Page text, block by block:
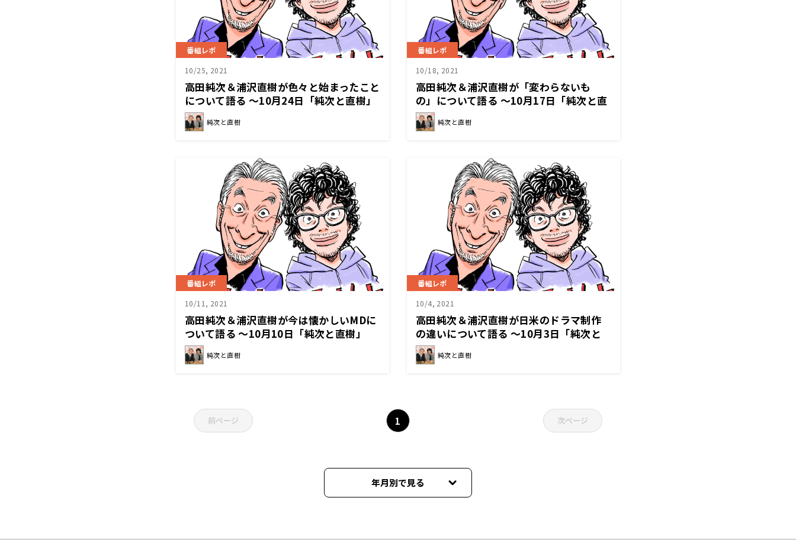
番組レポ
10/25, 2021
高田純次＆浦沢直樹が色々と始まったこと
について語る 〜10月24日「純次と直樹」
純次と直樹
番組レポ
10/18, 2021
高田純次＆浦沢直樹が「変わらないも
の」について語る 〜10月17日「純次と直
樹」
純次と直樹
番組レポ
10/11, 2021
高田純次＆浦沢直樹が今は懐かしいMDに
ついて語る 〜10月10日「純次と直樹」
純次と直樹
番組レポ
10/4, 2021
高田純次＆浦沢直樹が日米のドラマ制作
の違いについて語る 〜10月3日「純次と
直樹」
純次と直樹
前ページ 1 次ページ
年月別で見る